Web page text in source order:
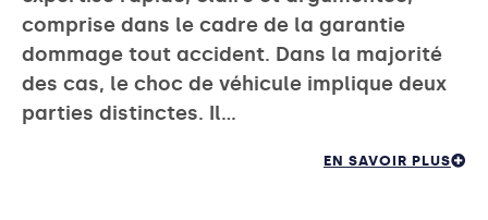
comprise dans le cadre de la garantie
dommage tout accident. Dans la majorité
des cas, le choc de véhicule implique deux
parties distinctes. Il…
EN SAVOIR PLUS